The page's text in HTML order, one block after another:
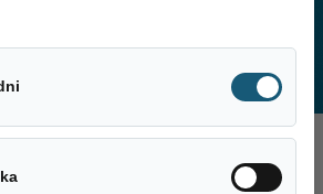
INFORMACIJA ZA
Tehnički
Analitika /